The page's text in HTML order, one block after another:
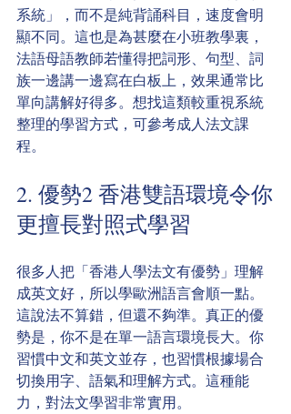
系統」，而不是純背誦科目，速度會明
顯不同。這也是為甚麼在小班教學裏，
法語母語教師若懂得把詞形、句型、詞
族一邊講一邊寫在白板上，效果通常比
單向講解好得多。想找這類較重視系統
整理的學習方式，可參考成人法文課
程。
2. 優勢2 香港雙語環境令你
更擅長對照式學習
很多人把「香港人學法文有優勢」理解
成英文好，所以學歐洲語言會順一點。
這說法不算錯，但還不夠準。真正的優
勢是，你不是在單一語言環境長大。你
習慣中文和英文並存，也習慣根據場合
切換用字、語氣和理解方式。這種能
力，對法文學習非常實用。